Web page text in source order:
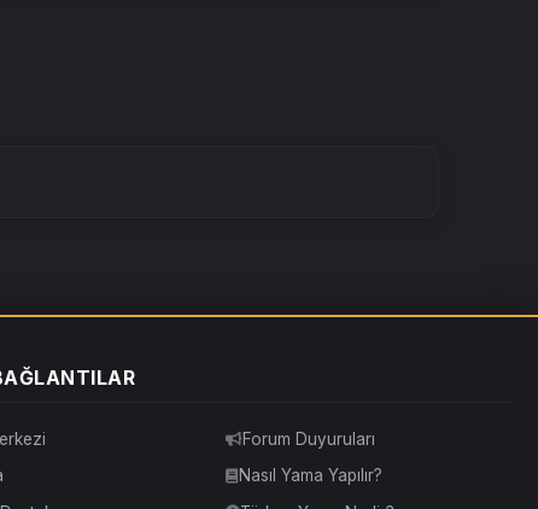
Forum Duyuruları
Nasıl Yama Yapılır?